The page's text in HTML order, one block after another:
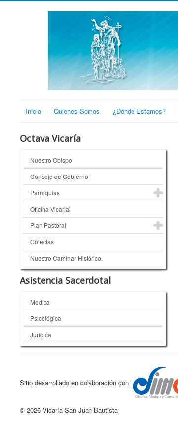
Inicio Quienes Somos ¿Dónde Estamos?
Octava Vicaría
Nuestro Obispo
Consejo de Gobierno
Parroquias
Oficina Vicarial
Plan Pastoral
Colectas
Nuestro Caminar Histórico.
Asistencia Sacerdotal
Medica
Psicológica
Jurídica
Sitio desarrollado en colaboración con
© 2026 Vicaría San Juan Bautista